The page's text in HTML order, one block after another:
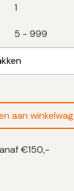
1
5 - 999
aan
€150,-